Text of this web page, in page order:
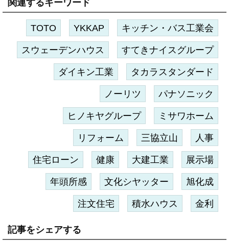
関連するキーワード
TOTO YKKAP キッチン・バス工業会
スウェーデンハウス すてきナイスグループ
ダイキン工業 タカラスタンダード
ノーリツ パナソニック
ヒノキヤグループ ミサワホーム
リフォーム 三協立山 人事
住宅ローン 健康 大建工業 展示場
年頭所感 文化シヤッター 旭化成
注文住宅 積水ハウス 金利
記事をシェアする